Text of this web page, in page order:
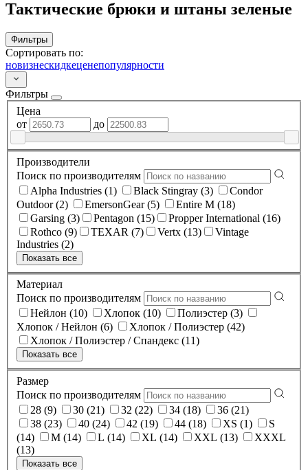
Тактические брюки и штаны зеленые
Фильтры
Сортировать по:
новизнескидкеценепопулярности
Фильтры
Цена
от
до
Производители
Поиск по производителям
Alpha Industries (1)
Black Stingray (3)
Condor
Outdoor (2)
EmersonGear (5)
Entire M (18)
Garsing (3)
Pentagon (15)
Propper International (16)
Rothco (9)
TEXAR (7) Vertx (13)
Vintage
Industries (2)
Показать все
Материал
Поиск по производителям
Нейлон (10)
Хлопок (10)
Полиэстер (3)
Хлопок / Нейлон (6)
Хлопок / Полиэстер (42)
Хлопок / Полиэстер / Спандекс (11)
Показать все
Размер
Поиск по производителям
28 (9)
30 (21) 32 (22) 34 (18)
36 (21)
38 (23)
40 (24) 42 (19) 44 (18) XS (1)
S
(14)
M (14) L (14) XL (14) XXL (13)
XXXL
(13)
Показать все